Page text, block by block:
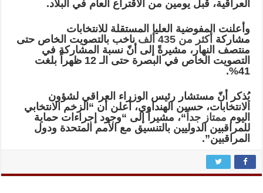
العراقية، قبل يومين من الاقتراع العام في البلاد.
وأعلنت المفوضية العليا المستقلة للانتخابات
مشاركة أكثر من 435 ألف
ناخب بالتصويت الخاص حتى
منتصف النهار، مشيرةً إلى أنّ نسبة المشاركة في
التصويت الخاص في البصرة حتى الـ 12 ظهراً بلغت
41%.
يُذكر أنّ مستشار رئيس الوزراء العراقي لشؤون
الانتخابات، حسين الهنداوي، أعلن أن “الزخم الانتخابي
اليوم ممتاز جداً “، مشيراً إلى “وجود إجراءات حماية
للمراقبين الدوليين بالتنسيق مع الأمم المتحدة ودول
المراقبين”.